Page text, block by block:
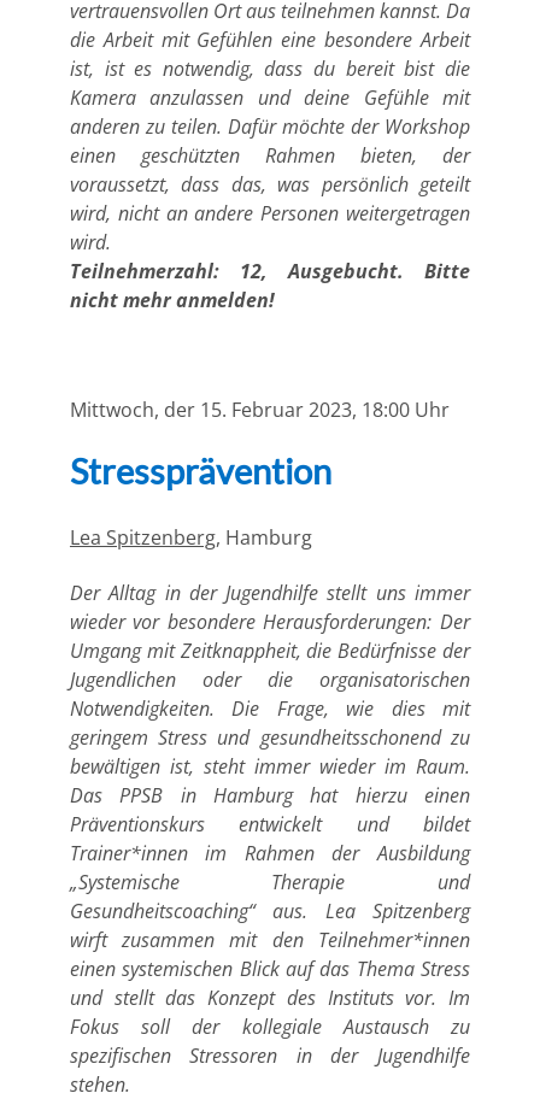
vertrauensvollen Ort aus teilnehmen kannst. Da
die Arbeit mit Gefühlen eine besondere Arbeit
ist, ist es notwendig, dass du bereit bist die
Kamera anzulassen und deine Gefühle mit
anderen zu teilen. Dafür möchte der Workshop
einen geschützten Rahmen bieten, der
voraussetzt, dass das, was persönlich geteilt
wird, nicht an andere Personen weitergetragen
wird.
Teilnehmerzahl: 12, Ausgebucht. Bitte
nicht mehr anmelden!
Mittwoch, der 15. Februar 2023, 18:00 Uhr
Stressprävention
Lea Spitzenberg, Hamburg
Der Alltag in der Jugendhilfe stellt uns immer
wieder vor besondere Herausforderungen: Der
Umgang mit Zeitknappheit, die Bedürfnisse der
Jugendlichen oder die organisatorischen
Notwendigkeiten. Die Frage, wie dies mit
geringem Stress und gesundheitsschonend zu
bewältigen ist, steht immer wieder im Raum.
Das PPSB in Hamburg hat hierzu einen
Präventionskurs entwickelt und bildet
Trainer*innen im Rahmen der Ausbildung
„Systemische Therapie und
Gesundheitscoaching“ aus. Lea Spitzenberg
wirft zusammen mit den Teilnehmer*innen
einen systemischen Blick auf das Thema Stress
und stellt das Konzept des Instituts vor. Im
Fokus soll der kollegiale Austausch zu
spezifischen Stressoren in der Jugendhilfe
stehen.